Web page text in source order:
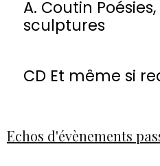
A. Coutin
sculptures
CD Et même si
Echos d'évènements